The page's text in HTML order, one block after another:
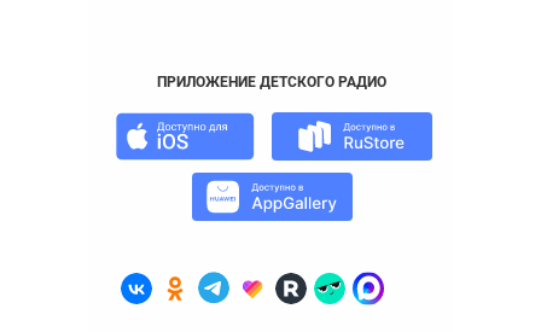
ПРИЛОЖЕНИЕ ДЕТСКОГО РАДИО